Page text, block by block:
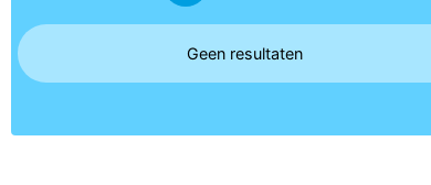
Geen resultaten